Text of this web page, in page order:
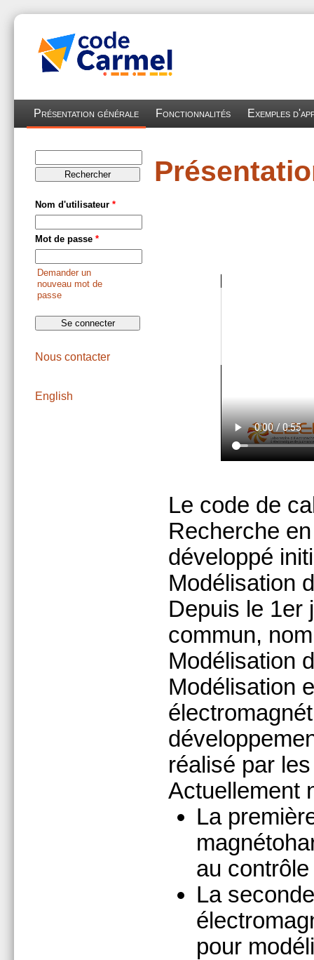
Aller au contenu principal
Présentation générale Fonctionnalités Exemples
Le code de
Recherche
développé
Modélisation
Depuis le 1er
commun,
Modélisation
Modélisation
réalisé par
Actuellement
La
au
La
pour
Formulaire
Nom d'utilisateur *
Mot de passe *
Demander un
nouveau mot de
passe
Nous contacter
English